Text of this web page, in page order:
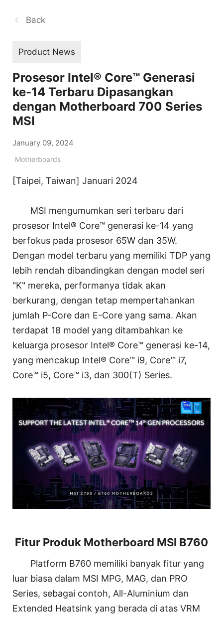
Back
Product News
Prosesor Intel® Core™ Generasi
ke-14 Terbaru Dipasangkan
dengan Motherboard 700 Series
MSI
January 09, 2024
Motherboards
[Taipei, Taiwan] Januari 2024
MSI mengumumkan seri terbaru dari
prosesor Intel® Core™ generasi ke-14 yang
berfokus pada prosesor 65W dan 35W.
Dengan model terbaru yang memiliki TDP yang
lebih rendah dibandingkan dengan model seri
"K" mereka, performanya tidak akan
berkurang, dengan tetap mempertahankan
jumlah P-Core dan E-Core yang sama. Akan
terdapat 18 model yang ditambahkan ke
keluarga prosesor Intel® Core™ generasi ke-14,
yang mencakup Intel® Core™ i9, Core™ i7,
Core™ i5, Core™ i3, dan 300(T) Series.
Fitur Produk Motherboard MSI B760
Platform B760 memiliki banyak fitur yang
luar biasa dalam MSI MPG, MAG, dan PRO
Series, sebagai contoh, All-Aluminium dan
Extended Heatsink yang berada di atas VRM